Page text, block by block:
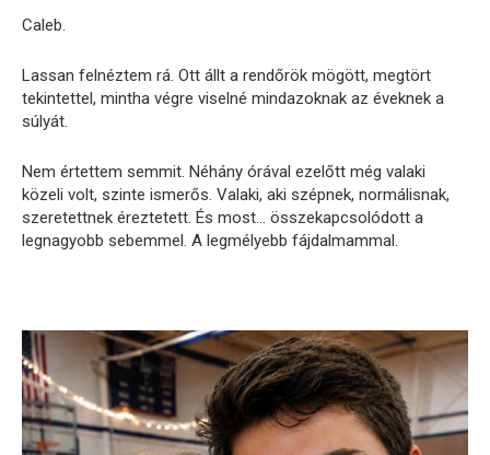
Caleb.
Lassan felnéztem rá. Ott állt a rendőrök mögött, megtört
tekintettel, mintha végre viselné mindazoknak az éveknek a
súlyát.
Nem értettem semmit. Néhány órával ezelőtt még valaki
közeli volt, szinte ismerős. Valaki, aki szépnek, normálisnak,
szeretettnek éreztetett. És most… összekapcsolódott a
legnagyobb sebemmel. A legmélyebb fájdalmammal.